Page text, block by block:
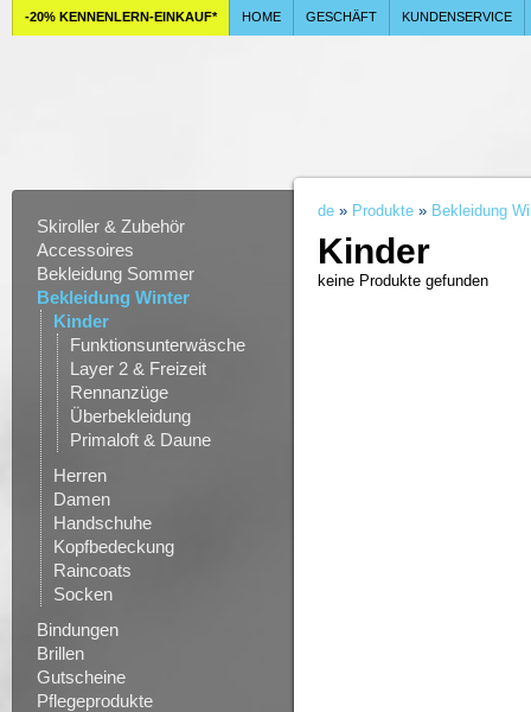
-20% KENNENLERN-EINKAUF* HOME GESCHÄFT KUNDENSERVICE
Skiroller & Zubehör
Accessoires
Bekleidung Sommer
Bekleidung Winter
Kinder
Funktionsunterwäsche
Layer 2 & Freizeit
Rennanzüge
Überbekleidung
Primaloft & Daune
Herren
Damen
Handschuhe
Kopfbedeckung
Raincoats
Socken
Bindungen
Brillen
Gutscheine
Pflegeprodukte
de » Produkte » Bekleidung
Kinder
keine Produkte gefunden